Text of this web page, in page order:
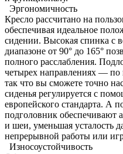
Эргономичность
Кресло рассчитано на
обеспечивая идеальное
сидении. Высокая спинка с
диапазоне от 90° до 165°
полного расслабления.
четырех направлениях — по
так что вы сможете точно
сиденья регулируется с
европейского стандарта. А
подголовник обеспечивают
и шеи, уменьшая усталость
непрерывной работы или
Износоустойчивость